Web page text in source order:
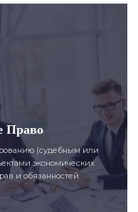
Право
(судебным или
экономических
и обязанностей.